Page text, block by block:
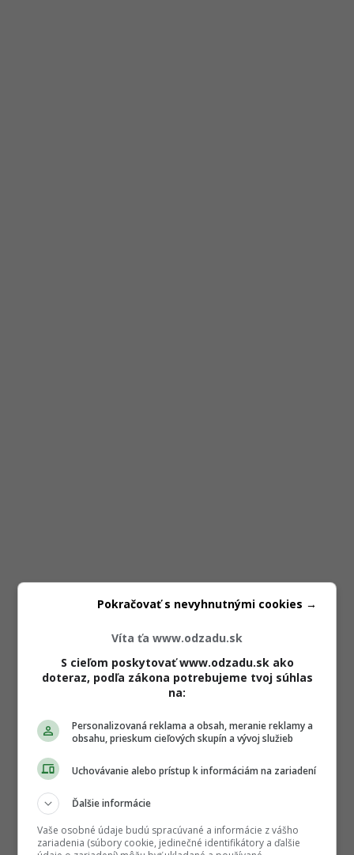
Víta ťa www.odzadu.sk
S cieľom poskytovať www.odzadu.sk ako
doteraz, podľa zákona potrebujeme tvoj súhlas
na:
Personalizovaná reklama a obsah, meranie reklamy a
obsahu, prieskum cieľových skupín a vývoj služieb
Uchovávanie alebo prístup k informáciám na zariadení
Ďalšie informácie
Vaše osobné údaje budú spracúvané a informácie z vášho
zariadenia (súbory cookie, jedinečné identifikátory a ďalšie
Pokračovať s nevyhnutnými cookies →